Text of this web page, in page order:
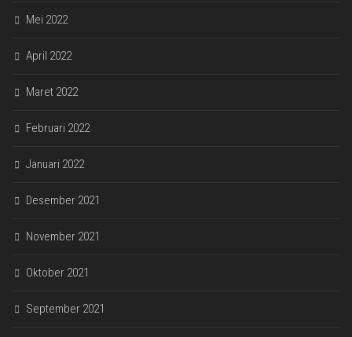
Mei 2022
April 2022
Maret 2022
Februari 2022
Januari 2022
Desember 2021
November 2021
Oktober 2021
September 2021